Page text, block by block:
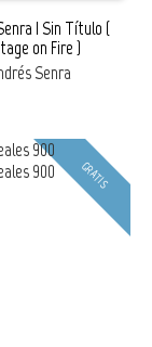
| Sin Título (
on Fire )
Senra
GRATIS